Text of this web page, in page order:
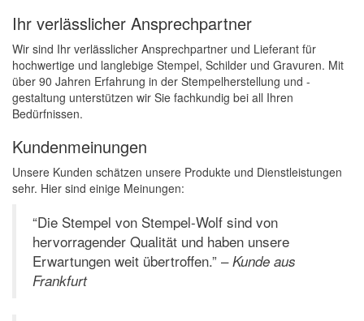
Ihr verlässlicher Ansprechpartner
Wir sind Ihr verlässlicher Ansprechpartner und Lieferant für
hochwertige und langlebige Stempel, Schilder und Gravuren. Mit
über 90 Jahren Erfahrung in der Stempelherstellung und -
gestaltung unterstützen wir Sie fachkundig bei all Ihren
Bedürfnissen.
Kundenmeinungen
Unsere Kunden schätzen unsere Produkte und Dienstleistungen
sehr. Hier sind einige Meinungen:
“Die Stempel von Stempel-Wolf sind von
hervorragender Qualität und haben unsere
Erwartungen weit übertroffen.” –Kunde aus
Frankfurt